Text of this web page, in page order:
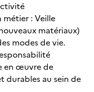
: Veille
matériaux)
modes de vie.
en œuvre de
durables au sein de